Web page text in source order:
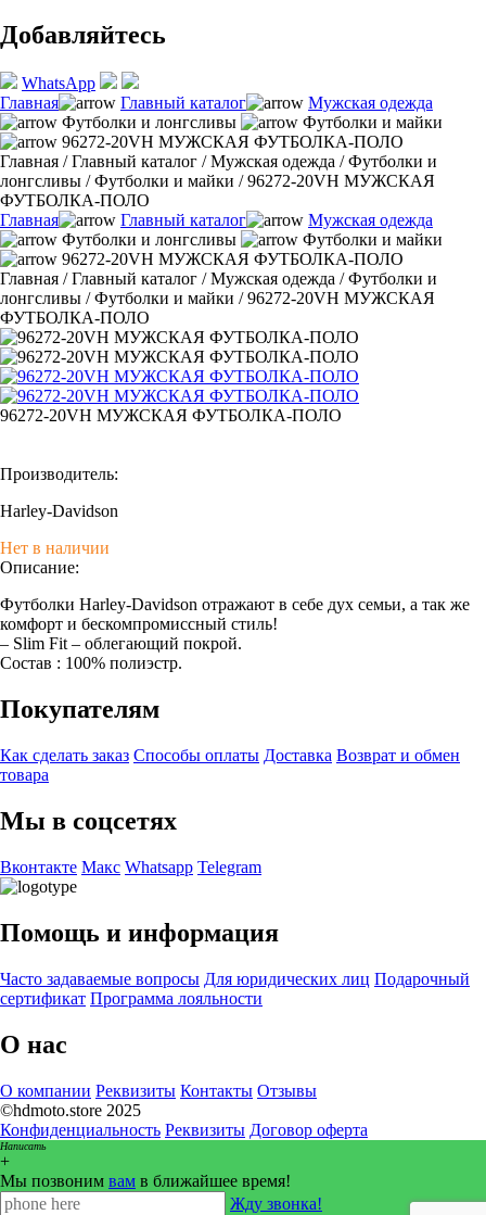
Добавляйтесь
WhatsApp
Главная
Главный каталог
Мужская одежда
Футболки и лонгсливы
Футболки и майки
96272-20VH МУЖСКАЯ ФУТБОЛКА-ПОЛО
Главная /Главный каталог /Мужская одежда /Футболки и
лонгсливы /Футболки и майки /96272-20VH МУЖСКАЯ
ФУТБОЛКА-ПОЛО
Главная
Главный каталог
Мужская одежда
Футболки и лонгсливы
Футболки и майки
96272-20VH МУЖСКАЯ ФУТБОЛКА-ПОЛО
Главная /Главный каталог /Мужская одежда /Футболки и
лонгсливы /Футболки и майки /96272-20VH МУЖСКАЯ
ФУТБОЛКА-ПОЛО
96272-20VH МУЖСКАЯ ФУТБОЛКА-ПОЛО
Производитель:
Harley-Davidson
Нет в наличии
Описание:
Футболки Harley-Davidson отражают в себе дух семьи, а так же
комфорт и бескомпромиссный стиль!
– Slim Fit – облегающий покрой.
Состав : 100% полиэстр.
Покупателям
Как сделать заказ Способы оплаты Доставка Возврат и обмен
товара
Мы в соцсетях
Вконтакте Макс Whatsapp Telegram
Помощь и информация
Часто задаваемые вопросы Для юридических лиц Подарочный
сертификат Программа лояльности
О нас
О компании Реквизиты Контакты Отзывы
©hdmoto.store 2025
Конфиденциальность Реквизиты Договор оферта
Написать
+
Мы позвоним вам в ближайшее время!
Жду звонка!